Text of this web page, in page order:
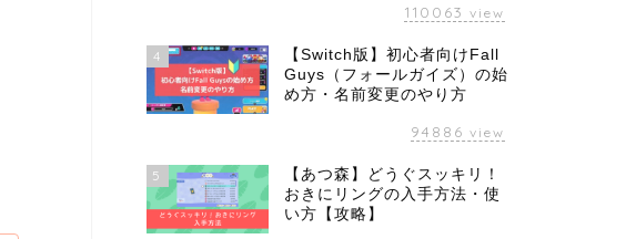
110063 view
4
【Switch版】初心者向けFall
Guys（フォールガイズ）の始
め方・名前変更のやり方
94886 view
5
【あつ森】どうぐスッキリ！
おきにリングの入手方法・使
い方【攻略】